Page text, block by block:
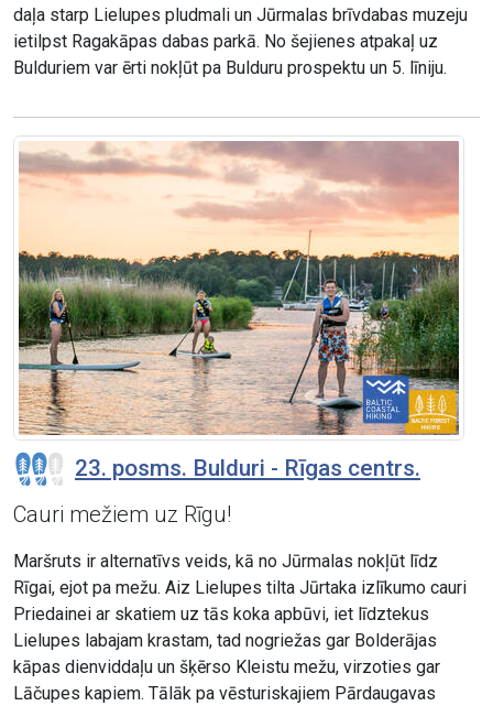
daļa starp Lielupes pludmali un Jūrmalas brīvdabas muzeju
ietilpst Ragakāpas dabas parkā. No šejienes atpakaļ uz
Bulduriem var ērti nokļūt pa Bulduru prospektu un 5. līniju.
23. posms. Bulduri - Rīgas centrs.
Cauri mežiem uz Rīgu!
Maršruts ir alternatīvs veids, kā no Jūrmalas nokļūt līdz
Rīgai, ejot pa mežu. Aiz Lielupes tilta Jūrtaka izlīkumo cauri
Priedainei ar skatiem uz tās koka apbūvi, iet līdztekus
Lielupes labajam krastam, tad nogriežas gar Bolderājas
kāpas dienviddaļu un šķērso Kleistu mežu, virzoties gar
Lāčupes kapiem. Tālāk pa vēsturiskajiem Pārdaugavas